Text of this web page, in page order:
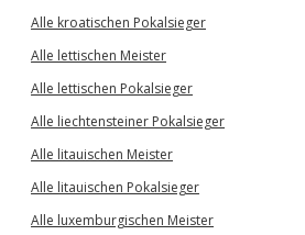
Alle kroatischen Pokalsieger
Alle lettischen Meister
Alle lettischen Pokalsieger
Alle liechtensteiner Pokalsieger
Alle litauischen Meister
Alle litauischen Pokalsieger
Alle luxemburgischen Meister